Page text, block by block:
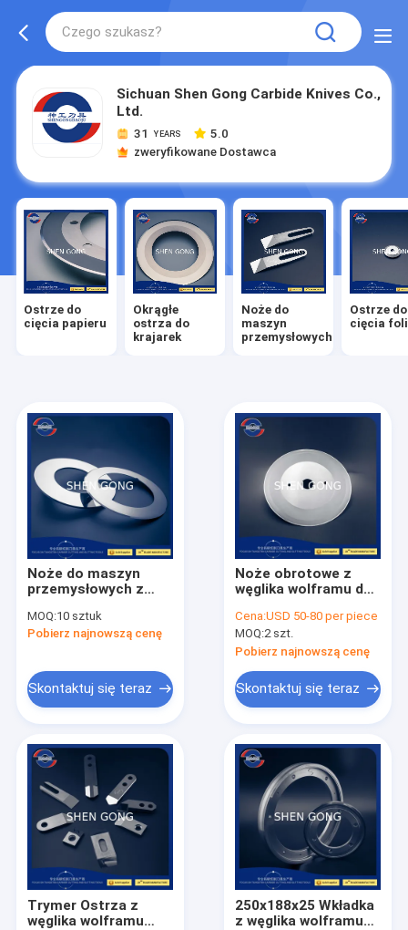
Sichuan Shen Gong Carbide Knives Co.,
Ltd.
31 YEARS
5.0
zweryfikowane Dostawca
Ostrze do
cięcia papieru
Okrągłe
ostrza do
krajarek
Noże do
maszyn
przemysłowych
Ostrze do
cięcia
Noże do maszyn
przemysłowych z
elektrodą litową
OD100 OD110 OD130
MOQ:10 sztuk
Pobierz najnowszą cenę
Skontaktuj się teraz
Noże obrotowe z
węglika wolframu do
papieru 240 mm
Cena:USD 50-80 per piece
MOQ:2 szt.
Pobierz najnowszą cenę
Skontaktuj się teraz
Trymer Ostrza z
węglika wolframu
250x188x25 Wkładka
z węglika wolframu